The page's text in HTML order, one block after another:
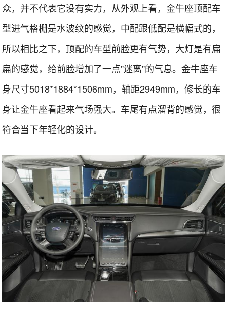
众，并不代表它没有实力，从外观上看，金牛座顶配车
型进气格栅是水波纹的感觉，中配跟低配是横幅式的，
所以相比之下，顶配的车型前脸更有气势，大灯是有扁
扁的感觉，给前脸增加了一点"迷离"的气息。金牛座车
身尺寸5018*1884*1506mm，轴距2949mm，修长的车
身让金牛座看起来气场强大。车尾有点溜背的感觉，很
符合当下年轻化的设计。